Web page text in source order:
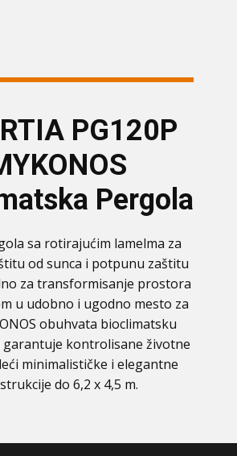
PG120P
Pergola
sa rotirajućim lamelma za
od sunca i potpunu zaštitu
za transformisanje prostora
u udobno i ugodno mesto za
obuhvata bioclimatsku
kontrolisane životne
minimalističke i elegantne
do 6,2 x 4,5 m.